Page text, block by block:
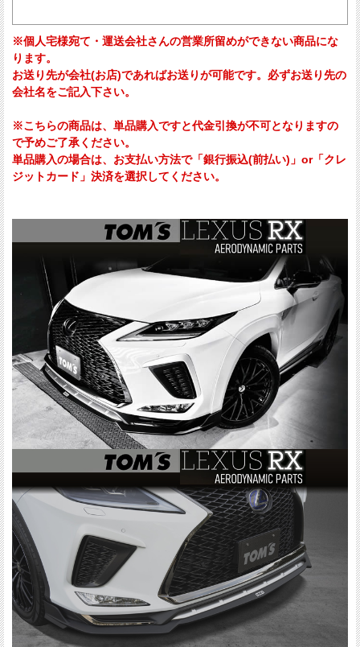
※個人宅様宛て・運送会社さんの営業所留めができない商品にな
ります。
お送り先が会社(お店)であればお送りが可能です。必ずお送り先の
会社名をご記入下さい。
※こちらの商品は、単品購入ですと代金引換が不可となりますの
で予めご了承ください。
単品購入の場合は、お支払い方法で「銀行振込(前払い)」or「クレ
ジットカード」決済を選択してください。